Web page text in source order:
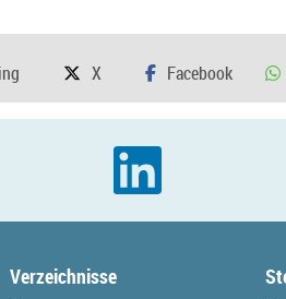
Verzeichnisse